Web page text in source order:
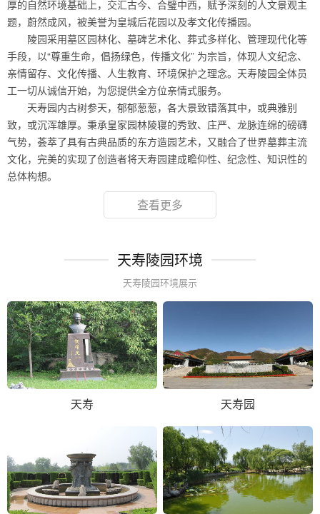
厚的自然环境基础上，交汇古今、合璧中西，赋予深刻的人文景观主
题，蔚然成风，被美誉为皇城后花园以及孝文化传播园。
陵园采用墓区园林化、墓碑艺术化、葬式多样化、管理现代化等
手段，以“尊重生命，倡扬绿色，传播文化” 为宗旨，体现人文纪念、
亲情留存、文化传播、人生教育、环境保护之理念。天寿陵园全体员
工一切从诚信开始，为您提供全方位亲情式服务。
天寿园内古树参天，郁郁葱葱，各大景致错落其中，或典雅别
致，或沉浑雄厚。秉承皇家园林陵寝的秀致、庄严、龙脉连绵的磅礴
气势，荟萃了具有古典品质的东方造园艺术，又融合了世界墓葬主流
文化，完美的实现了创造者将天寿园建成瞻仰性、纪念性、知识性的
总体构想。
查看更多
天寿陵园环境
天寿陵园环境展示
天寿 天寿园